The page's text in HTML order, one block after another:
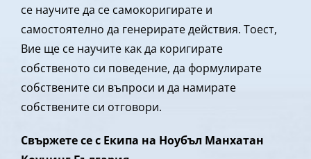
се научите да се самокоригирате и
самостоятелно да генерирате действия. Тоест,
Вие ще се научите как да коригирате
собственото си поведение, да формулирате
собствените си въпроси и да намирате
собствените си отговори.
Свържете се с Екипа на Ноубъл Манхатан